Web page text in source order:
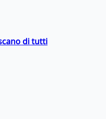
di tutti